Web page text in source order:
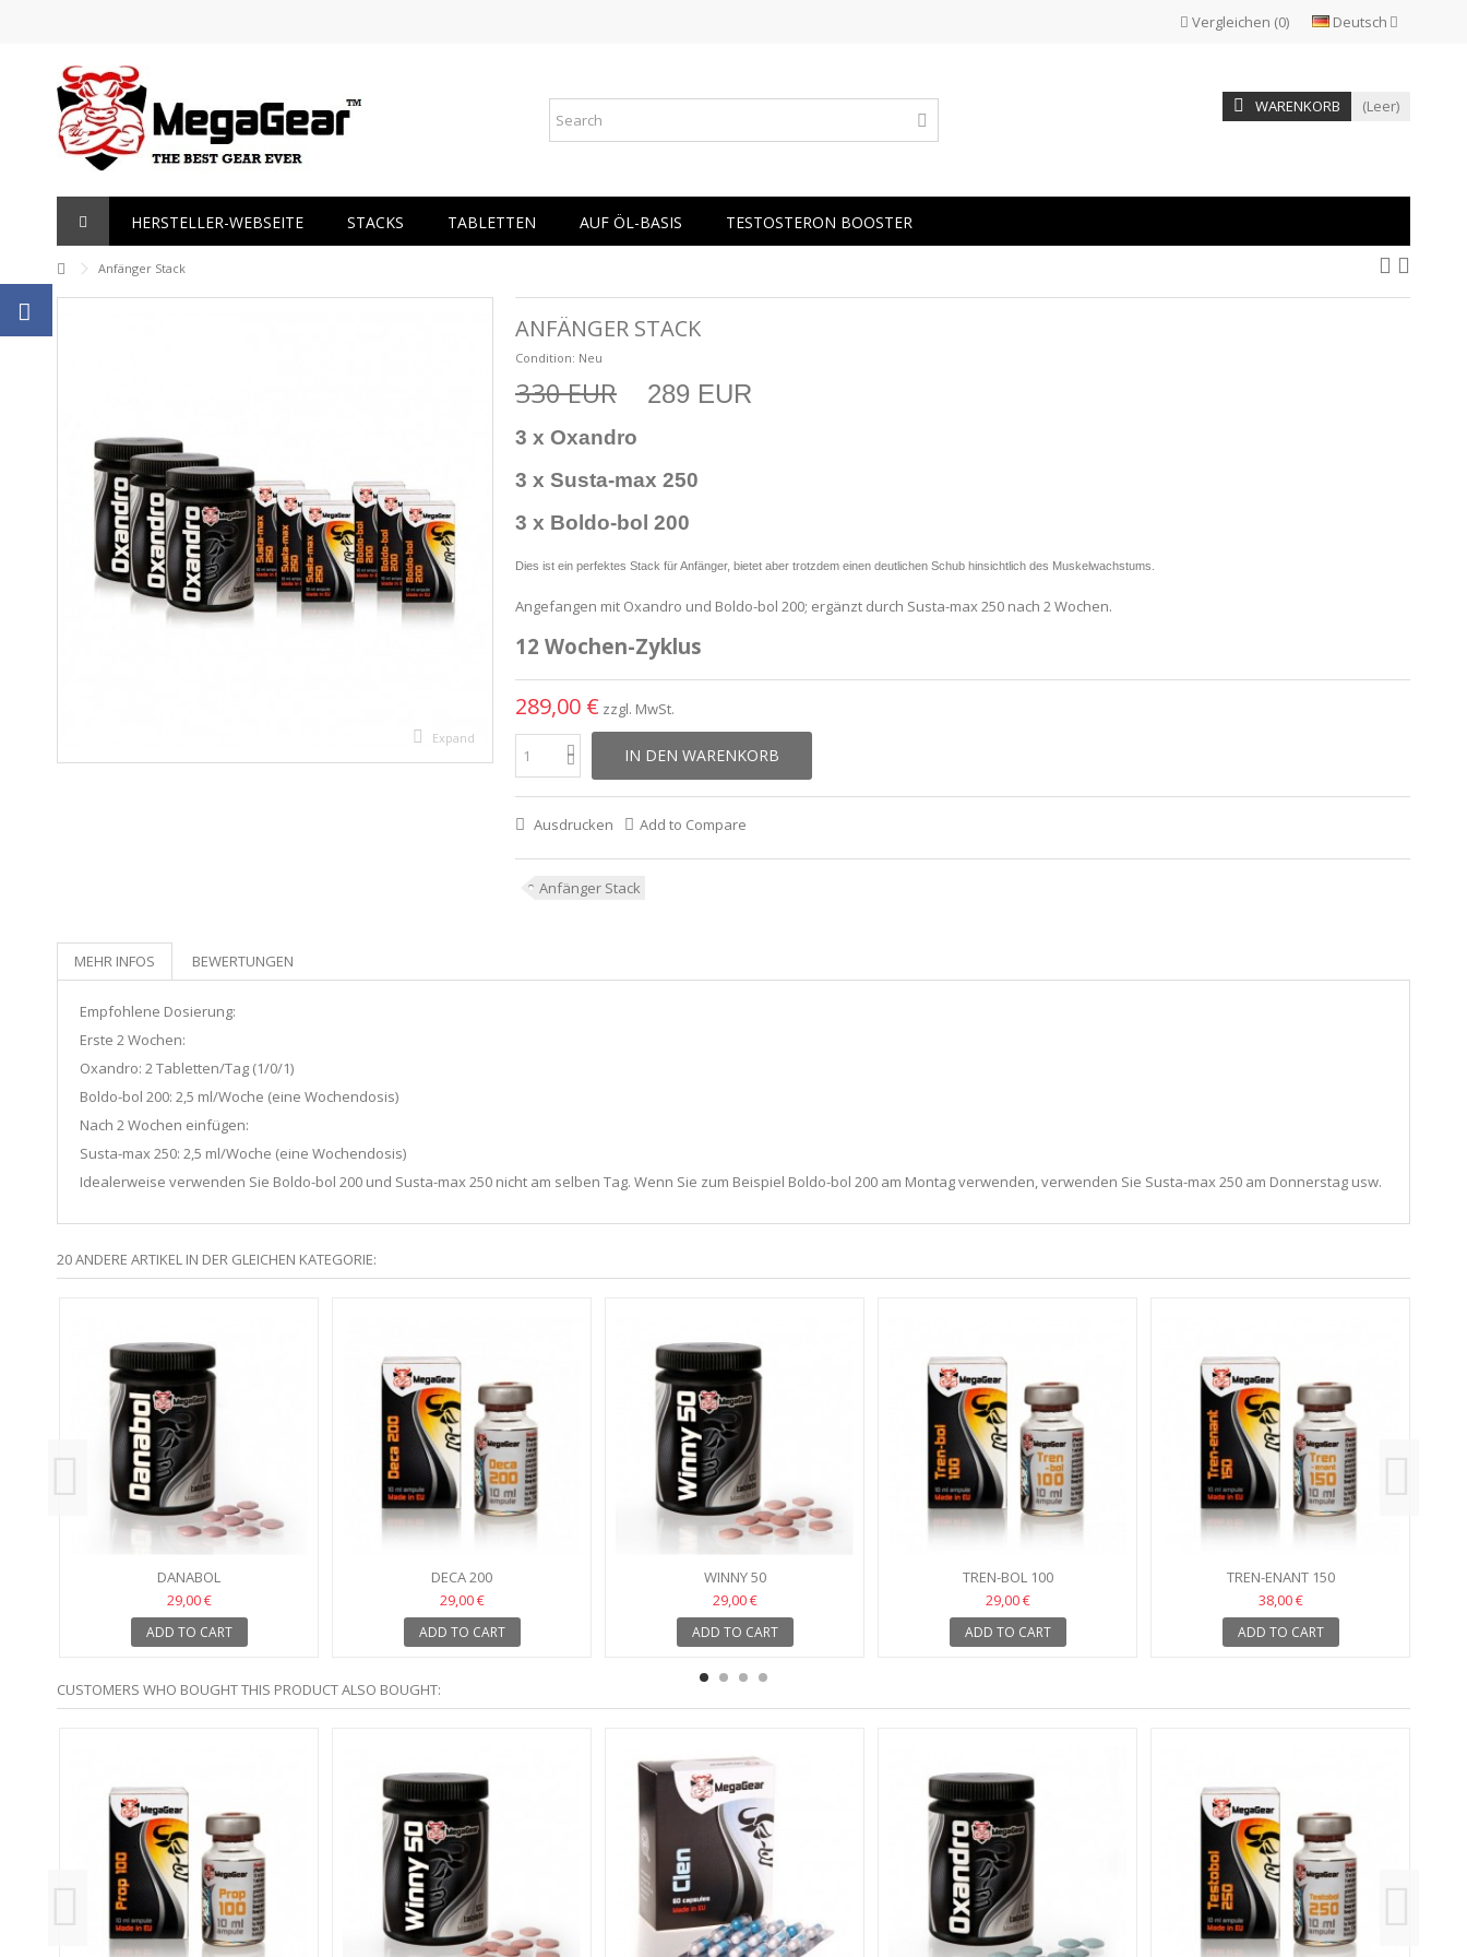
Deutsch
Vergleichen (0)
WARENKORB (Leer)
HERSTELLER-WEBSEITE STACKS TABLETTEN AUF ÖL-BASIS TESTOSTERON BOOSTER
Anfänger Stack
Expand
ANFÄNGER STACK
Condition: Neu
330 EUR289 EUR
3 x Oxandro
3 x Susta-max 250
3 x Boldo-bol 200
Dies ist ein perfektes Stack für Anfänger, bietet aber trotzdem einen deutlichen Schub hinsichtlich des Muskelwachstums.
Angefangen mit Oxandro und Boldo-bol 200; ergänzt durch Susta-max 250 nach 2 Wochen.
12 Wochen-Zyklus
289,00 € zzgl. MwSt.
IN DEN WARENKORB
Ausdrucken Add to Compare
Anfänger Stack
MEHR INFOS BEWERTUNGEN
Empfohlene Dosierung:
Erste 2 Wochen:
Oxandro: 2 Tabletten/Tag (1/0/1)
Boldo-bol 200: 2,5 ml/Woche (eine Wochendosis)
Nach 2 Wochen einfügen:
Susta-max 250: 2,5 ml/Woche (eine Wochendosis)
Idealerweise verwenden Sie Boldo-bol 200 und Susta-max 250 nicht am selben Tag. Wenn Sie zum Beispiel Boldo-bol 200 am Montag verwenden, verwenden Sie Susta-max 250 am Donnerstag usw.
20 ANDERE ARTIKEL IN DER GLEICHEN KATEGORIE:
DANABOL
29,00 €
ADD TO CART
DECA 200
29,00 €
ADD TO CART
WINNY 50
29,00 €
ADD TO CART
TREN-BOL 100
29,00 €
ADD TO CART
TREN-ENANT 150
38,00 €
ADD TO CART
CUSTOMERS WHO BOUGHT THIS PRODUCT ALSO BOUGHT: